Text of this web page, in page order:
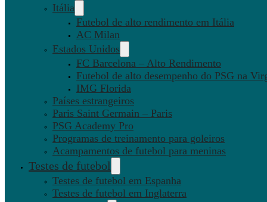
Itália
Futebol de alto rendimento em Itália
AC Milan
Estados Unidos
FC Barcelona – Alto Rendimento
Futebol de alto desempenho do PSG na
IMG Florida
Países estrangeiros
Paris Saint Germain – Paris
PSG Academy Pro
Programas de treinamento para goleiros
Acampamentos de futebol para meninas
Testes de futebol
Testes de futebol em Espanha
Testes de futebol em Inglaterra